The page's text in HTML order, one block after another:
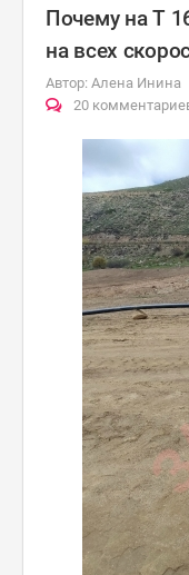
Почему на Т
на всех
Автор: Алена Инина
20